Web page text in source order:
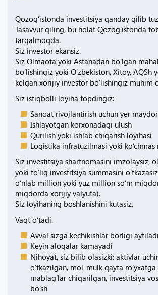
Qozog‘istonda investitsiya qanday qilib
Tasavvur qiling, bu holat Qozog‘istonda
tarqalmoqda.
Siz investor ekansiz.
Siz Olmaota yoki Astanadan bo‘lgan
bo‘lishingiz yoki O‘zbekiston, Xitoy, AQSh
kelgan xorijiy investor bo‘lishingiz muhim
Siz istiqbolli loyiha topdingiz:
Sanoat rivojlantirish uchun yer
Ishlayotgan korxonadagi ulush
Qurilish yoki ishlab chiqarish loyihasi
Logistika infratuzilmasi yoki
Siz investitsiya shartnomasini imzolaysiz,
yoki to‘liq investitsiya summasini
o‘nlab million yoki yuz million so‘m
miqdorda xorijiy valyuta).
Siz loyihaning boshlanishini kutasiz.
Vaqt o‘tadi.
Avval sizga kechikishlar borligi aytiladi
Keyin aloqalar kamayadi
Nihoyat, siz bilib olasizki: aktivlar
o‘tkazilgan, mol-mulk qayta
mablag‘lar chiqarilgan, investitsiya
bo‘sh